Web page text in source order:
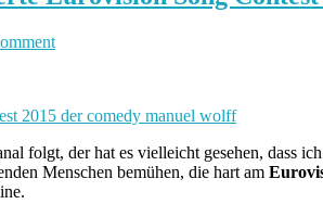
folgt, der hat es vielleicht gesehen, dass
Menschen bemühen, die hart am